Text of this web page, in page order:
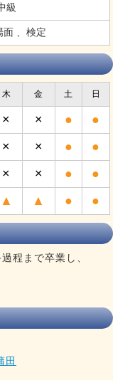
級
面 、検定
木 金 土 日
× × ● ●
× × ● ●
× × ● ●
▲ ▲ ● ●
程まで卒業し、
田